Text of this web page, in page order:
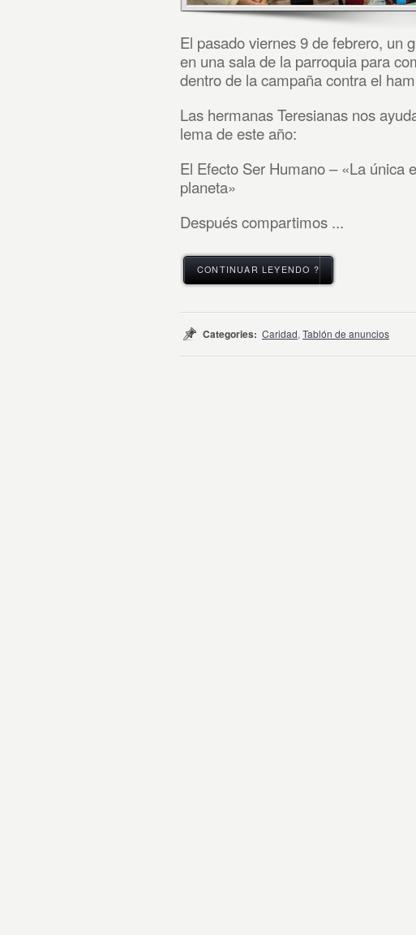
El pasado viernes 9 de febrero, un
en una sala de la parroquia para
dentro de la campaña contra el
Las hermanas Teresianas nos
lema de este año:
El Efecto Ser Humano – «La única
planeta»
Después compartimos ...
CONTINUAR LEYENDO ?
Categories: Caridad, Tablón de anuncios